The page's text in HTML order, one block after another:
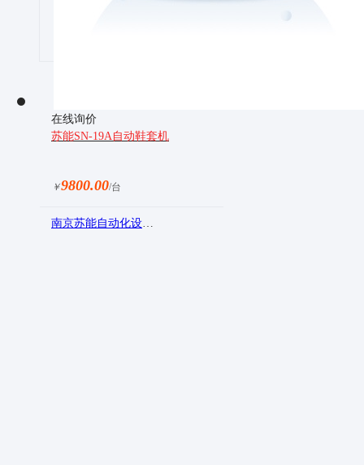
在线询价
苏能SN-19A自动鞋套机
￥9800.00/台
南京苏能自动化设备有限公司